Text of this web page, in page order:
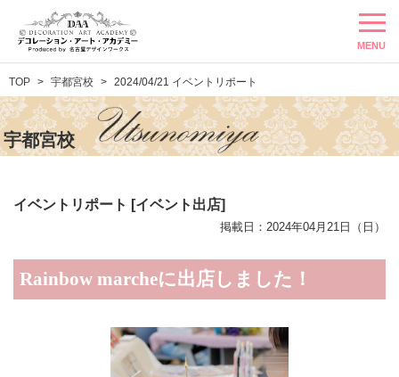
MENU
TOP 宇都宮校 2024/04/21 イベントリポート
宇都宮校
イベントリポート [イベント出店]
掲載日：2024年04月21日（日）
Rainbow marcheに出店しました！